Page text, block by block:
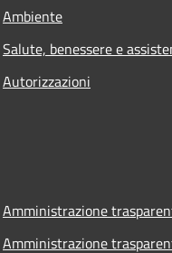
Ambiente
Salute, benessere e
Autorizzazioni
Amministrazione
Amministrazione